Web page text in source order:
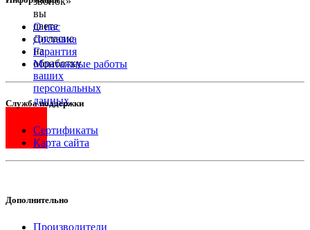
вы
даете
согласие
на
обработку
ваших
персональных
данных.
О нас
Доставка
Гарантия
Монтажные работы
Служба поддержки
Сертификаты
Карта сайта
Дополнительно
Производители